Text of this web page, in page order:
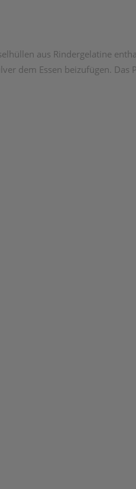
aus Rindergelatine
dem Essen beizufügen. Das